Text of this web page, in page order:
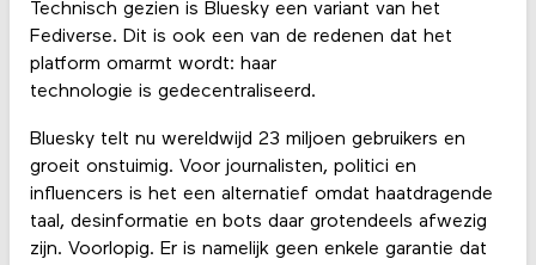
Technisch gezien is Bluesky een variant van het
Fediverse. Dit is ook een van de redenen dat het
platform omarmt wordt: haar
technologie is gedecentraliseerd.
Bluesky telt nu wereldwijd 23 miljoen gebruikers en
groeit onstuimig. Voor journalisten, politici en
influencers is het een alternatief omdat haatdragende
taal, desinformatie en bots daar grotendeels afwezig
zijn. Voorlopig. Er is namelijk geen enkele garantie dat